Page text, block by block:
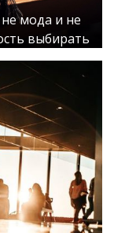
мода и не
выбирать